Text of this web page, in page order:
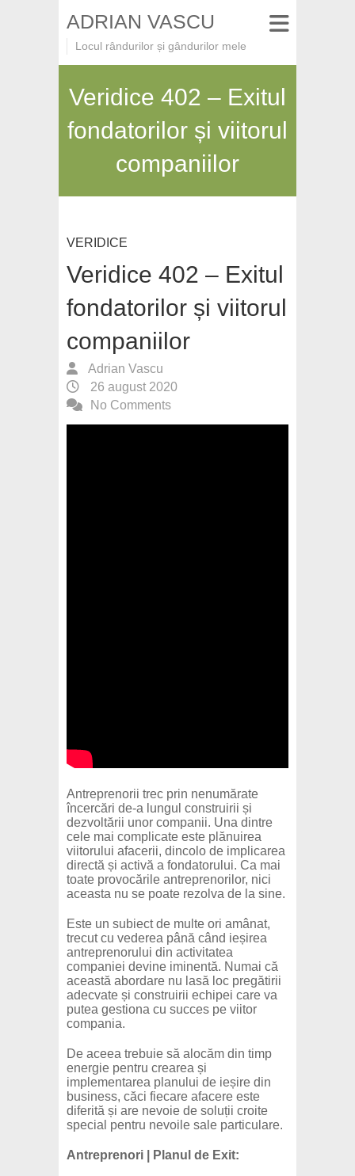
ADRIAN VASCU
Locul rândurilor și gândurilor mele
Veridice 402 – Exitul
fondatorilor și viitorul
companiilor
VERIDICE
Veridice 402 – Exitul
fondatorilor și viitorul
companiilor
Adrian Vascu
26 august 2020
No Comments
Antreprenorii trec prin nenumărate
încercări de-a lungul construirii și
dezvoltării unor companii. Una dintre
cele mai complicate este plănuirea
viitorului afacerii, dincolo de implicarea
directă și activă a fondatorului. Ca mai
toate provocările antreprenorilor, nici
aceasta nu se poate rezolva de la sine.
Este un subiect de multe ori amânat,
trecut cu vederea până când ieșirea
antreprenorului din activitatea
companiei devine iminentă. Numai că
această abordare nu lasă loc pregătirii
adecvate și construirii echipei care va
putea gestiona cu succes pe viitor
compania.
De aceea trebuie să alocăm din timp
energie pentru crearea și
implementarea planului de ieșire din
business, căci fiecare afacere este
diferită și are nevoie de soluții croite
special pentru nevoile sale particulare.
Antreprenori | Planul de Exit: